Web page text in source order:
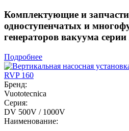
Комплектующие и
одноступенчатых и
генераторов вакуума
Подробнее
Бренд:
Vuototecnica
Серия:
DV 500V / 1000V
Наименование: